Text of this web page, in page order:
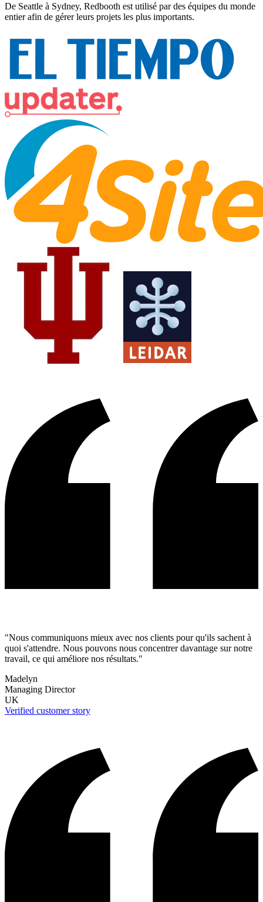
De Seattle à Sydney, Redbooth est utilisé par des équipes du monde
entier afin de gérer leurs projets les plus importants.
"Nous communiquons mieux avec nos clients pour qu'ils sachent à
quoi s'attendre. Nous pouvons nous concentrer davantage sur notre
travail, ce qui améliore nos résultats."
Madelyn
Managing Director
UK
Verified customer story